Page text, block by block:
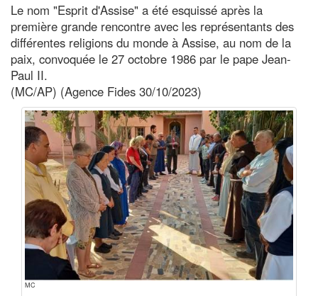
Le nom "Esprit d'Assise" a été esquissé après la
première grande rencontre avec les représentants des
différentes religions du monde à Assise, au nom de la
paix, convoquée le 27 octobre 1986 par le pape Jean-
Paul II.
(MC/AP) (Agence Fides 30/10/2023)
MC